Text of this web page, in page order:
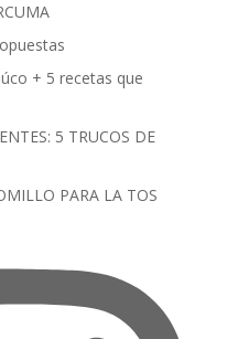
+ 5 recetas que
5 TRUCOS DE
PARA LA TOS